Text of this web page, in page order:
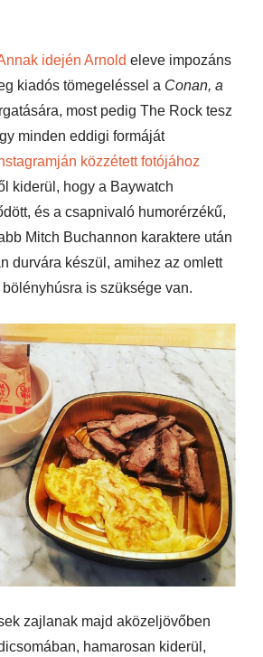
idején Arnold eleve impozáns
kiadós tömegeléssel a Conan, a
most pedig The Rock tesz
minden eddigi formáját
közzétett fotójához
kiderül, hogy a Baywatch
és a csapnivaló humorérzékű,
Mitch Buchannon karaktere után
durvára készül, amihez az omlett
is szüksége van.
zajlanak majd aközeljövőben
hamarosan kiderül,